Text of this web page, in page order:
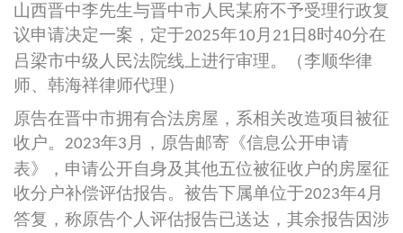
山西晋中李先生与晋中市人民某府不予受理行政复
议申请决定一案，定于2025年10 月 21 日 8 时40分在
吕梁市中级人民法院线上进行审理。（李顺华律
师、韩海祥律师代理）
原告在晋中市拥有合法房屋，系相关改造项目被征
收户。
2023年3 月，原告邮寄《信息公开申请
表》，申请公开自身及其他五位被征收户的房屋征
收分户补偿评估报告。被告下属单位于2023年4 月
答复，称原告个人评估报告已送达，其余报告因涉